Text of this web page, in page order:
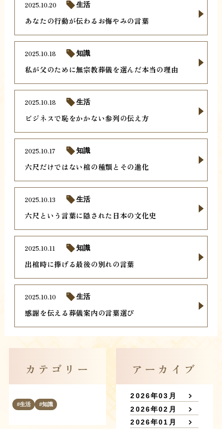
あなたの行動が伝わるお悔やみの言葉
2025.10.20 生活
私が父のために無宗教葬儀を選んだ本当の理由
2025.10.18 知識
ビジネスで恥をかかない参列の伝え方
2025.10.18 生活
六尺だけではない棺の種類とその進化
2025.10.17 知識
六尺という言葉に隠された日本の文化史
2025.10.13 生活
出棺時に捧げる最後の別れの言葉
2025.10.11 知識
感謝を伝える葬儀案内の言葉選び
2025.10.10 生活
カテゴリー
生活 知識
アーカイブ
2026年03月
2026年02月
2026年01月